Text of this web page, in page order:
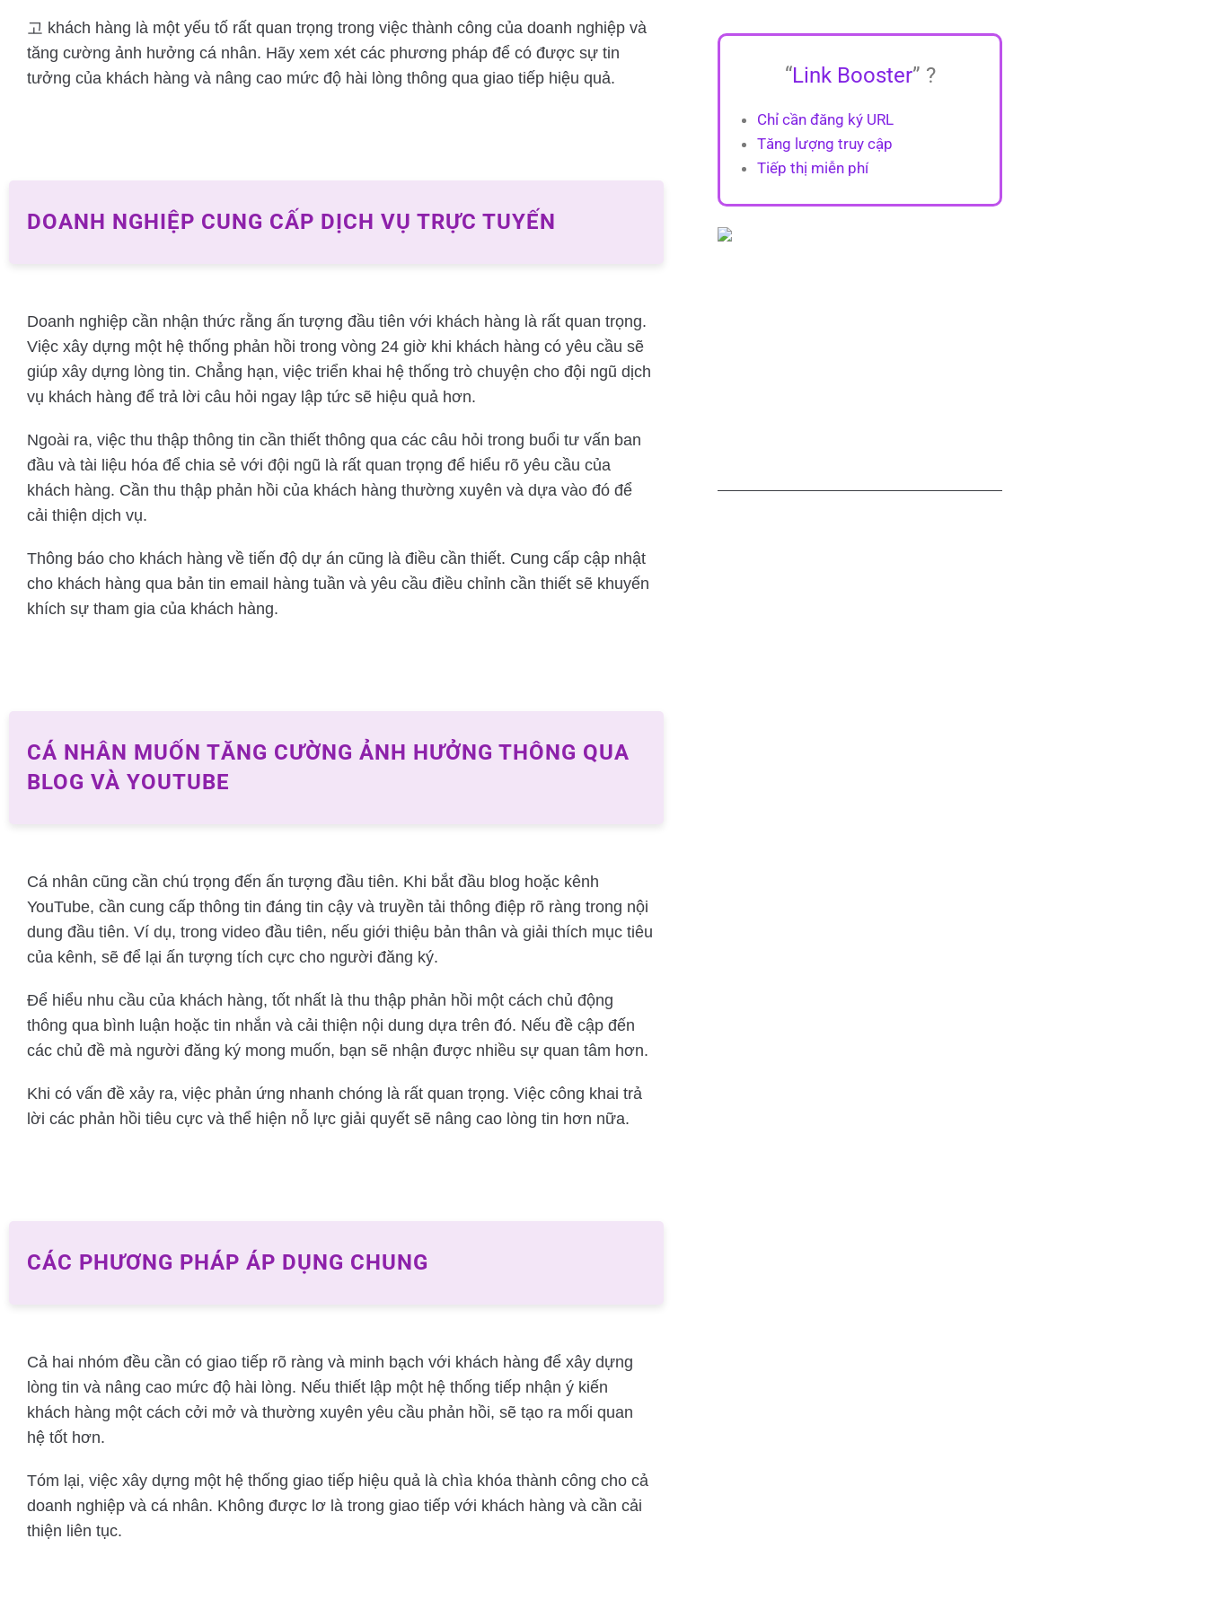
고 khách hàng là một yếu tố rất quan trọng trong việc thành công của doanh nghiệp và
tăng cường ảnh hưởng cá nhân. Hãy xem xét các phương pháp để có được sự tin
tưởng của khách hàng và nâng cao mức độ hài lòng thông qua giao tiếp hiệu quả.
DOANH NGHIỆP CUNG CẤP DỊCH VỤ TRỰC TUYẾN
Doanh nghiệp cần nhận thức rằng ấn tượng đầu tiên với khách hàng là rất quan trọng.
Việc xây dựng một hệ thống phản hồi trong vòng 24 giờ khi khách hàng có yêu cầu sẽ
giúp xây dựng lòng tin. Chẳng hạn, việc triển khai hệ thống trò chuyện cho đội ngũ dịch
vụ khách hàng để trả lời câu hỏi ngay lập tức sẽ hiệu quả hơn.
Ngoài ra, việc thu thập thông tin cần thiết thông qua các câu hỏi trong buổi tư vấn ban
đầu và tài liệu hóa để chia sẻ với đội ngũ là rất quan trọng để hiểu rõ yêu cầu của
khách hàng. Cần thu thập phản hồi của khách hàng thường xuyên và dựa vào đó để
cải thiện dịch vụ.
Thông báo cho khách hàng về tiến độ dự án cũng là điều cần thiết. Cung cấp cập nhật
cho khách hàng qua bản tin email hàng tuần và yêu cầu điều chỉnh cần thiết sẽ khuyến
khích sự tham gia của khách hàng.
CÁ NHÂN MUỐN TĂNG CƯỜNG ẢNH HƯỞNG THÔNG QUA
BLOG VÀ YOUTUBE
Cá nhân cũng cần chú trọng đến ấn tượng đầu tiên. Khi bắt đầu blog hoặc kênh
YouTube, cần cung cấp thông tin đáng tin cậy và truyền tải thông điệp rõ ràng trong nội
dung đầu tiên. Ví dụ, trong video đầu tiên, nếu giới thiệu bản thân và giải thích mục tiêu
của kênh, sẽ để lại ấn tượng tích cực cho người đăng ký.
Để hiểu nhu cầu của khách hàng, tốt nhất là thu thập phản hồi một cách chủ động
thông qua bình luận hoặc tin nhắn và cải thiện nội dung dựa trên đó. Nếu đề cập đến
các chủ đề mà người đăng ký mong muốn, bạn sẽ nhận được nhiều sự quan tâm hơn.
Khi có vấn đề xảy ra, việc phản ứng nhanh chóng là rất quan trọng. Việc công khai trả
lời các phản hồi tiêu cực và thể hiện nỗ lực giải quyết sẽ nâng cao lòng tin hơn nữa.
CÁC PHƯƠNG PHÁP ÁP DỤNG CHUNG
Cả hai nhóm đều cần có giao tiếp rõ ràng và minh bạch với khách hàng để xây dựng
lòng tin và nâng cao mức độ hài lòng. Nếu thiết lập một hệ thống tiếp nhận ý kiến
khách hàng một cách cởi mở và thường xuyên yêu cầu phản hồi, sẽ tạo ra mối quan
hệ tốt hơn.
Tóm lại, việc xây dựng một hệ thống giao tiếp hiệu quả là chìa khóa thành công cho cả
doanh nghiệp và cá nhân. Không được lơ là trong giao tiếp với khách hàng và cần cải
thiện liên tục.
“Link Booster” ?
Chỉ cần đăng ký URL
Tăng lượng truy cập
Tiếp thị miễn phí